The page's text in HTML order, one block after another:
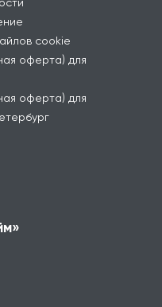
cookie
оферта) для
оферта) для